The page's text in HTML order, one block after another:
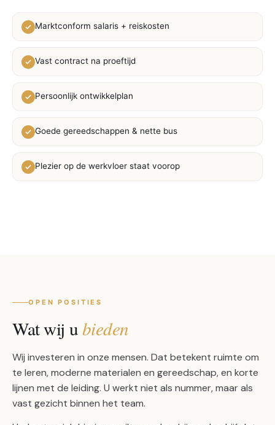
Marktconform salaris + reiskosten
Vast contract na proeftijd
Persoonlijk ontwikkelplan
Goede gereedschappen & nette bus
Plezier op de werkvloer staat voorop
OPEN POSITIES
Wat wij ubieden
Wij investeren in onze mensen. Dat betekent ruimte om
te leren, moderne materialen en gereedschap, en korte
lijnen met de leiding. U werkt niet als nummer, maar als
vast gezicht binnen het team.